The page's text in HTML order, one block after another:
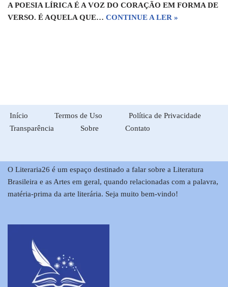
A POESIA LÍRICA É A VOZ DO CORAÇÃO EM FORMA DE
VERSO. É AQUELA QUE… CONTINUE A LER »
Início Termos de Uso
Política de Privacidade
Transparência
Sobre Contato
O Literaria26 é um espaço destinado a falar sobre a Literatura
Brasileira e as Artes em geral, quando relacionadas com a palavra,
matéria-prima da arte literária. Seja muito bem-vindo!